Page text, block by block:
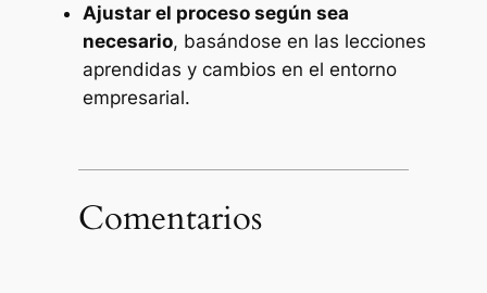
Ajustar el proceso según sea
necesario, basándose en las lecciones
aprendidas y cambios en el entorno
empresarial.
Comentarios